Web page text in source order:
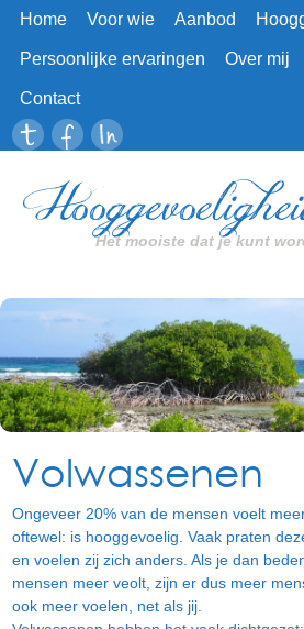
Home Voor wie Aanbod
Persoonlijke ervaringen Over mij
Contact
Het mooiste dat je kunt
Volwassenen
Ongeveer 20% van de mensen voelt
oftewel: is hooggevoelig. Vaak praten
en voelen zij zich anders. Als je dan
mensen meer veolt, zijn er dus meer
ook meer voelen, net als jij.